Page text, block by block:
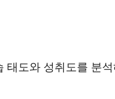
태도와 성취도를 분